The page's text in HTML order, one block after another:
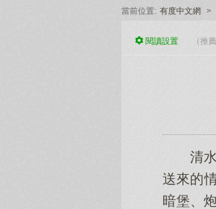
當前位置: 有度中文網 >
閱讀設置 （推
清
送來的
暗堡、